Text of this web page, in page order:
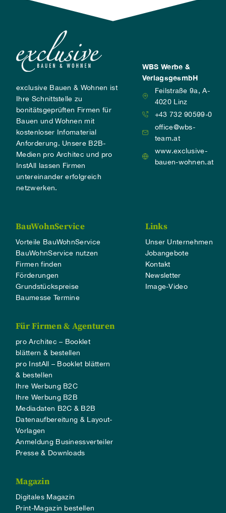
exclusive Bauen & Wohnen ist
Ihre Schnittstelle zu
bonitätsgeprüften Firmen für
Bauen und Wohnen mit
kostenloser Infomaterial
Anforderung. Unsere B2B-
Medien pro Architec und pro
InstAll lassen Firmen
untereinander erfolgreich
netzwerken.
WBS Werbe &
VerlagsgesmbH
Feilstraße 9a, A-
4020 Linz
+43 732 90599-0
office@wbs-
team.at
www.exclusive-
bauen-wohnen.at
BauWohnService
Vorteile BauWohnService
BauWohnService nutzen
Firmen finden
Förderungen
Grundstückspreise
Baumesse Termine
Links
Unser Unternehmen
Jobangebote
Kontakt
Newsletter
Image-Video
Für Firmen & Agenturen
pro Architec – Booklet
blättern & bestellen
pro InstAll – Booklet blättern
& bestellen
Ihre Werbung B2C
Ihre Werbung B2B
Mediadaten B2C & B2B
Datenaufbereitung & Layout-
Vorlagen
Anmeldung Businessverteiler
Presse & Downloads
Magazin
Digitales Magazin
Print-Magazin bestellen